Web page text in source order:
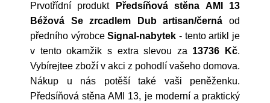
Prvotřídní produkt
Předsíňová stěna AMI 13
Béžová Se zrcadlem Dub artisan/černá od
předního výrobceSignal-nabytek - tento artikl je
v tento okamžik s extra slevou za 13736 Kč.
Vybírejtee zboží v akci z pohodlí vašeho domova.
Nákup u nás potěší také vaši peněženku.
Předsíňová stěna AMI 13, je moderní a praktický